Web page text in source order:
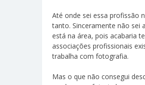
Até onde sei essa profissão
tanto. Sinceramente não sei
está na área, pois acabaria
associações profissionais
trabalha com fotografia.
Mas o que não consegui